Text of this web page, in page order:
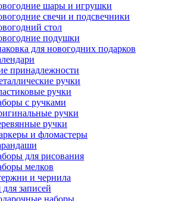
шары и игрушки
свечи и подсвечники
стол
подушки
для новогодних подарков
принадлежности
ручки
ручки
с ручками
ручки
ручки
и фломастеры
для рисования
мелков
и чернила
записей
наборы